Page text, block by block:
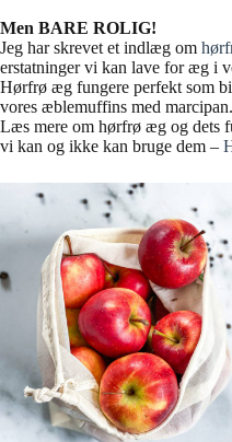
Men BARE ROLIG!
Jeg har skrevet et indlæg om
erstatninger vi kan lave for æg i
Hørfrø æg fungere perfekt som
vores æblemuffins med marcipan.
Læs mere om hørfrø æg og dets
vi kan og ikke kan bruge dem –